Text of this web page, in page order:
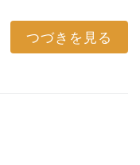
つづきを見る